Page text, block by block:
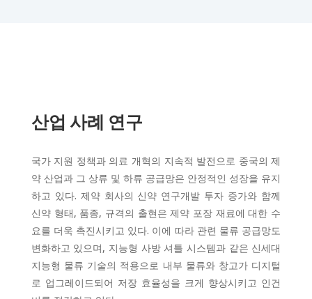
산업 사례 연구
국가 지원 정책과 의료 개혁의 지속적 발전으로 중국의 제
약 산업과 그 상류 및 하류 공급망은 안정적인 성장을 유지
하고 있다. 제약 회사의 신약 연구개발 투자 증가와 함께
신약 형태, 품종, 규격의 출현은 제약 포장 재료에 대한 수
요를 더욱 촉진시키고 있다. 이에 따라 관련 물류 공급망도
변화하고 있으며, 지능형 사방 셔틀 시스템과 같은 신세대
지능형 물류 기술의 적용으로 내부 물류와 창고가 디지털
로 업그레이드되어 저장 효율성을 크게 향상시키고 인건